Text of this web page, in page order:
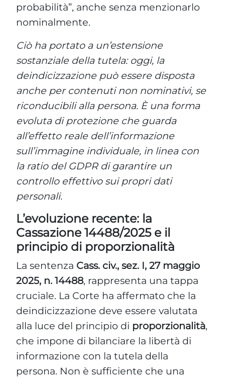
probabilità”, anche senza menzionarlo
nominalmente.
Ciò ha portato a un’estensione
sostanziale della tutela: oggi, la
deindicizzazione può essere disposta
anche per contenuti non nominativi, se
riconducibili alla persona. È una forma
evoluta di protezione che guarda
all’effetto reale dell’informazione
sull’immagine individuale, in linea con
la ratio del GDPR di garantire un
controllo effettivo sui propri dati
personali.
L’evoluzione recente: la
Cassazione 14488/2025 e il
principio di proporzionalità
La sentenza Cass. civ., sez. I, 27 maggio
2025, n. 14488, rappresenta una tappa
cruciale. La Corte ha affermato che la
deindicizzazione deve essere valutata
alla luce del principio di proporzionalità,
che impone di bilanciare la libertà di
informazione con la tutela della
persona. Non è sufficiente che una